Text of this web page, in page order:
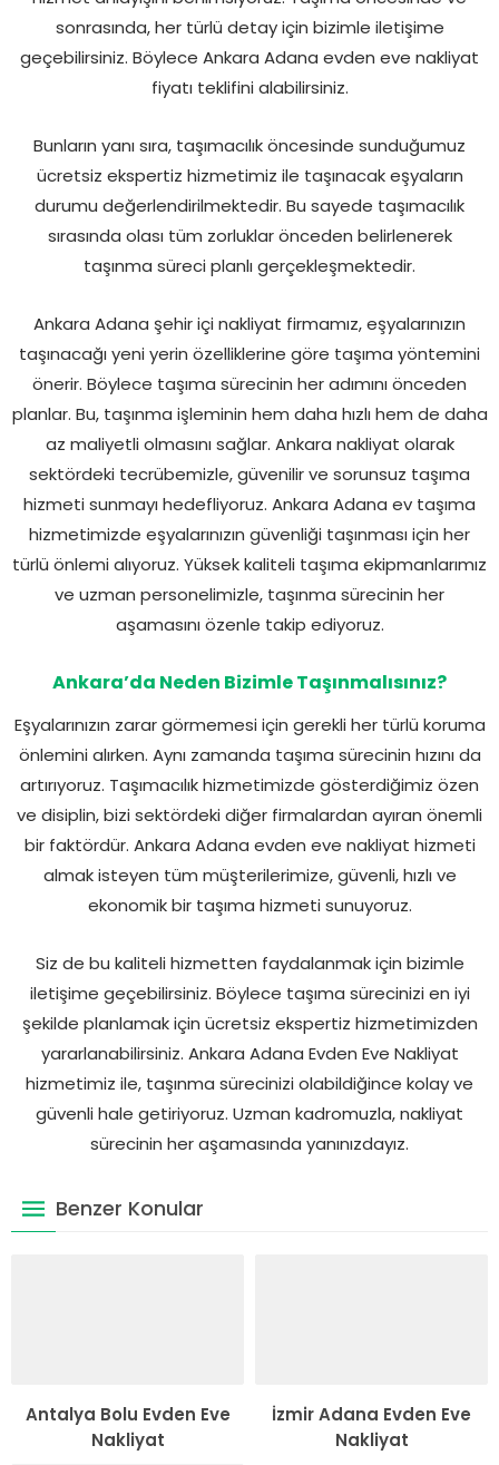
sonrasında, her türlü detay için bizimle iletişime
geçebilirsiniz. Böylece Ankara Adana evden eve nakliyat
fiyatı teklifini alabilirsiniz.
Bunların yanı sıra, taşımacılık öncesinde sunduğumuz
ücretsiz ekspertiz hizmetimiz ile taşınacak eşyaların
durumu değerlendirilmektedir. Bu sayede taşımacılık
sırasında olası tüm zorluklar önceden belirlenerek
taşınma süreci planlı gerçekleşmektedir.
Ankara Adana şehir içi nakliyat firmamız, eşyalarınızın
taşınacağı yeni yerin özelliklerine göre taşıma yöntemini
önerir. Böylece taşıma sürecinin her adımını önceden
planlar. Bu, taşınma işleminin hem daha hızlı hem de daha
az maliyetli olmasını sağlar. Ankara nakliyat olarak
sektördeki tecrübemizle, güvenilir ve sorunsuz taşıma
hizmeti sunmayı hedefliyoruz. Ankara Adana ev taşıma
hizmetimizde eşyalarınızın güvenliği taşınması için her
türlü önlemi alıyoruz. Yüksek kaliteli taşıma ekipmanlarımız
ve uzman personelimizle, taşınma sürecinin her
aşamasını özenle takip ediyoruz.
Ankara’da Neden Bizimle Taşınmalısınız?
Eşyalarınızın zarar görmemesi için gerekli her türlü koruma
önlemini alırken. Aynı zamanda taşıma sürecinin hızını da
artırıyoruz. Taşımacılık hizmetimizde gösterdiğimiz özen
ve disiplin, bizi sektördeki diğer firmalardan ayıran önemli
bir faktördür. Ankara Adana evden eve nakliyat hizmeti
almak isteyen tüm müşterilerimize, güvenli, hızlı ve
ekonomik bir taşıma hizmeti sunuyoruz.
Siz de bu kaliteli hizmetten faydalanmak için bizimle
iletişime geçebilirsiniz. Böylece taşıma sürecinizi en iyi
şekilde planlamak için ücretsiz ekspertiz hizmetimizden
yararlanabilirsiniz. Ankara Adana Evden Eve Nakliyat
hizmetimiz ile, taşınma sürecinizi olabildiğince kolay ve
güvenli hale getiriyoruz. Uzman kadromuzla, nakliyat
sürecinin her aşamasında yanınızdayız.
Benzer Konular
Antalya Bolu Evden Eve
Nakliyat
İzmir Adana Evden Eve
Nakliyat